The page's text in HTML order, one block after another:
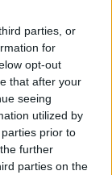
parties, or
for
opt-out
that after your
seeing
utilized by
prior to
further
parties on the